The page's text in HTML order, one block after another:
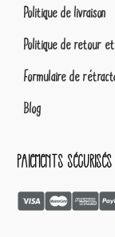
Politique de livraison
Politique de retour
Formulaire de
Blog
Paiements sécurisés